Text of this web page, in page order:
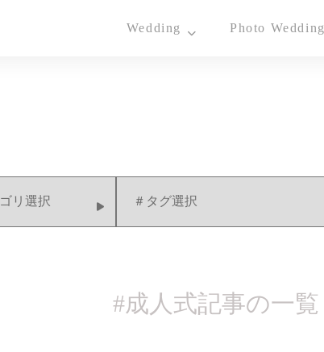
Wedding
- Wedding Dress
- Tuxedo
Photo Wedding
#成人式記事の一覧